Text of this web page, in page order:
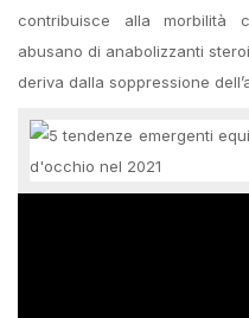
contribuisce alla morbilità
abusano di anabolizzanti
deriva dalla soppressione